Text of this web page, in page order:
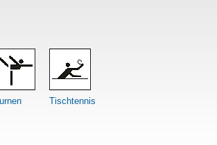
Tischtennis